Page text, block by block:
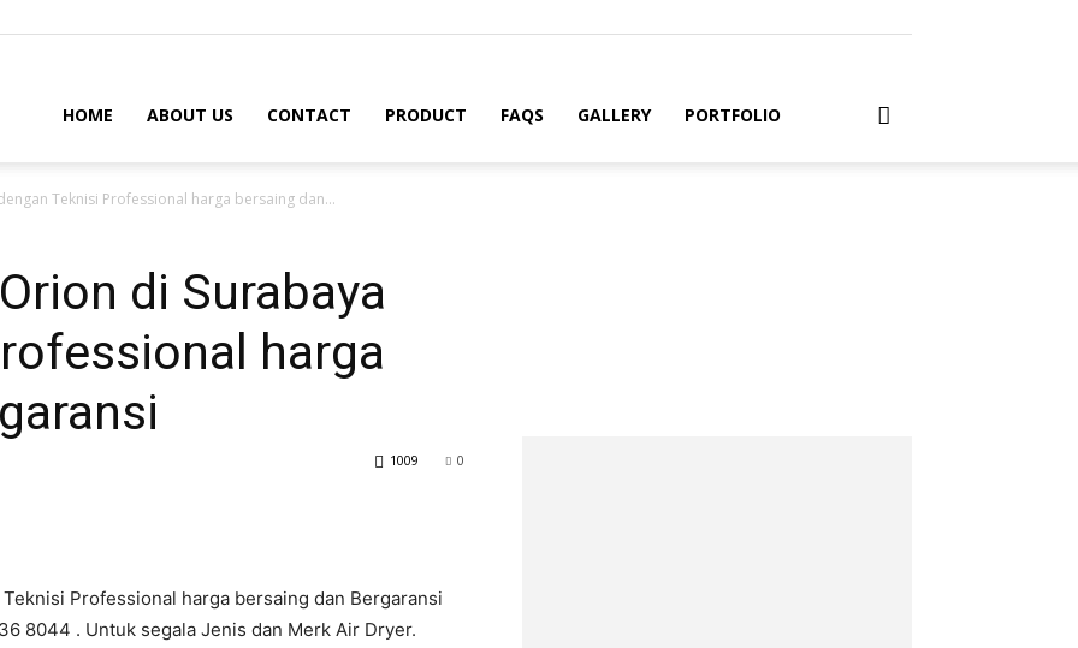
HOME ABOUT US CONTACT PRODUCT FAQS GALLERY PORTFOLIO
Teknisi Professional harga bersaing dan...
di Surabaya
harga
0
1009
Professional harga bersaing dan Bergaransi
8044 . Untuk segala Jenis dan Merk Air Dryer.